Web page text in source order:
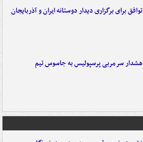
توافق برای برگزاری دیدار دوستانه ایران و آذربایجان
هشدار سرمربی پرسپولیس به جاسوس تیم